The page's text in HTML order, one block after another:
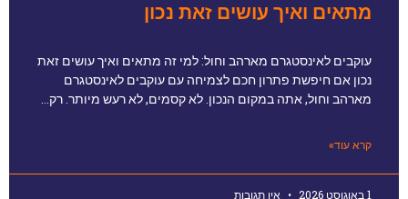
מתאים ואיך עושים זאת נכון
עוקבים לאינסטגרם מארהב וחול: למי זה מתאים ואיך עושים זאת
נכון אם חיפשת פתרון חכם לצמיחה עם עוקבים לאינסטגרם
מארהב וחול, אתה במקום הנכון. לא קסמים, לא רעש מיותר. רק…
קרא עוד»
1 באוגוסט 2026 אין תגובות